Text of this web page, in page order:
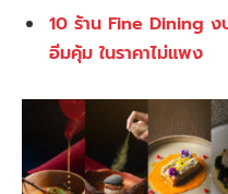
10 ร้าน Fine Dining
อิ่มคุ้ม ในราคาไม่แพง